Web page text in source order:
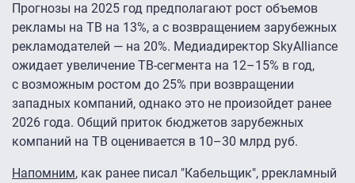
Прогнозы на 2025 год предполагают рост объемов
рекламы на ТВ на 13%, а с возвращением зарубежных
рекламодателей — на 20%. Медиадиректор SkyAlliance
ожидает увеличение ТВ-сегмента на 12–15% в год,
с возможным ростом до 25% при возвращении
западных компаний, однако это не произойдет ранее
2026 года. Общий приток бюджетов зарубежных
компаний на ТВ оценивается в 10–30 млрд руб.
Напомним, как ранее писал "Кабельщик", ррекламный